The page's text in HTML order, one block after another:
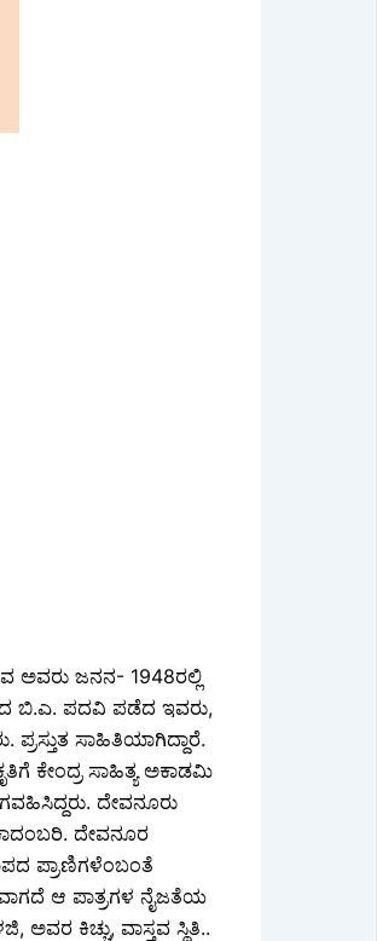
ಅವರು ಜನನ- 1948ರಲ್ಲಿ
ಬಿ.ಎ. ಪದವಿ ಪಡೆದ ಇವರು,
ಸಾಹಿತಿಯಾಗಿದ್ದಾರೆ.
ಕೇಂದ್ರ ಸಾಹಿತ್ಯ ಅಕಾಡಮಿ
ದೇವನೂರು
ದೇವನೂರ
ಪ್ರಾಣಿಗಳೆಂಬಂತೆ
ಆ ಪಾತ್ರಗಳ ನೈಜತೆಯ
ಕಿಚ್ಚು, ವಾಸ್ತವ ಸ್ಥಿತಿ..